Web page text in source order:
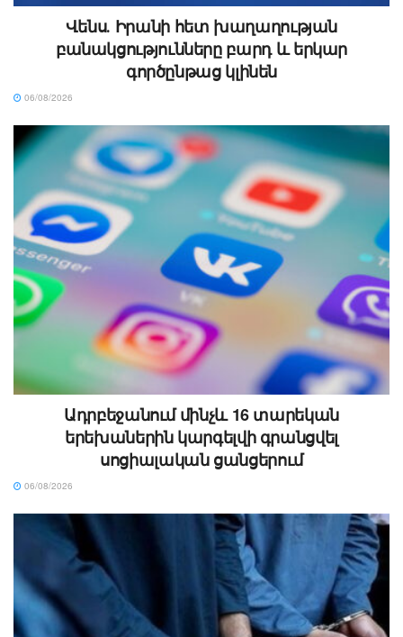
Վենս․ Իրանի հետ խաղաղության
բանակցությունները բարդ և երկար
գործընթաց կլինեն
06/08/2026
Ադրբեջանում մինչև 16 տարեկան
երեխաներին կարգելվի գրանցվել
սոցիալական ցանցերում
06/08/2026